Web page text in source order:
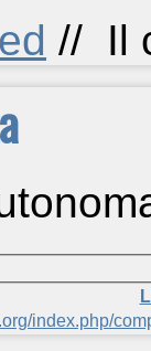
// Il
index.php/